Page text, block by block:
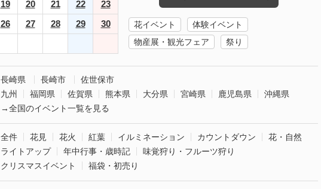
19 20 21 22
23
26 27 28 29
30
花イベント
体験イベント
物産展・観光フェア
祭り
長崎県 長崎市
佐世保市
九州
福岡県 佐賀県 熊本県 大分県 宮崎県 鹿児島県
沖縄県
→全国のイベント一覧を見る
全件 花見 花火 紅葉 イルミネーション カウントダウン
花・自然
ライトアップ
年中行事・歳時記
味覚狩り・フルーツ狩り
クリスマスイベント
福袋・初売り